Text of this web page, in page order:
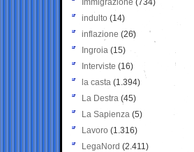
Immigrazione (734)
indulto (14)
inflazione (26)
Ingroia (15)
Interviste (16)
la casta (1.394)
La Destra (45)
La Sapienza (5)
Lavoro (1.316)
LegaNord (2.411)